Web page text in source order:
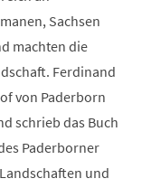
Sachsen
machten die
Ferdinand
von Paderborn
schrieb das Buch
Paderborner
und